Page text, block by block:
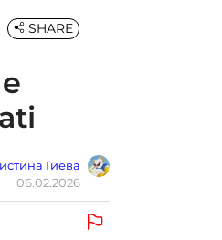
Гиева
06.02.2026
SHARE